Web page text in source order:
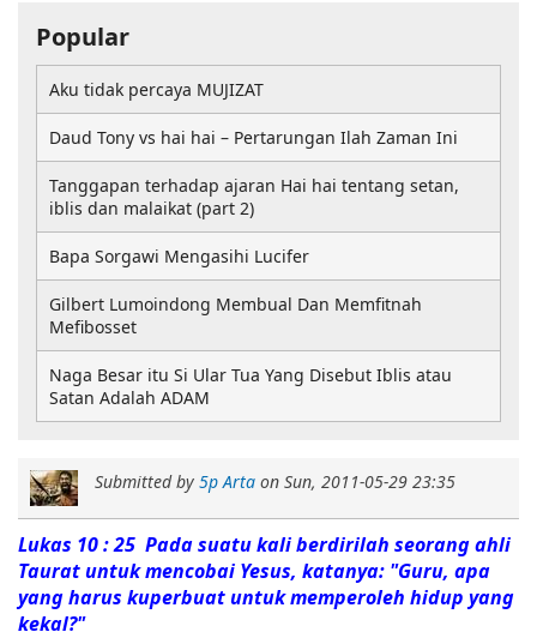
Submitted by 5p Arta on Sun, 2011-05-29 23:35
Lukas 10 : 25 Pada suatu kali berdirilah seorang ahli
Taurat untuk mencobai Yesus, katanya: "Guru, apa
yang harus kuperbuat untuk memperoleh hidup yang
kekal?"
Popular
Aku tidak percaya MUJIZAT
Daud Tony vs hai hai – Pertarungan Ilah Zaman Ini
Tanggapan terhadap ajaran Hai hai tentang setan,
iblis dan malaikat (part 2)
Bapa Sorgawi Mengasihi Lucifer
Gilbert Lumoindong Membual Dan Memfitnah
Mefibosset
Naga Besar itu Si Ular Tua Yang Disebut Iblis atau
Satan Adalah ADAM